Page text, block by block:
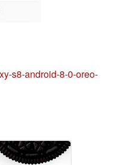
s8-android-8-0-oreo-